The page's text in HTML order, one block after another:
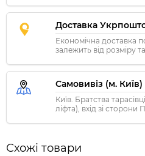
Доставка
Економічна доставка
залежить від розміру та
Самовивіз (м. Київ)
Київ. Братства
ліфта), вхід зі сторони
Схожі товари